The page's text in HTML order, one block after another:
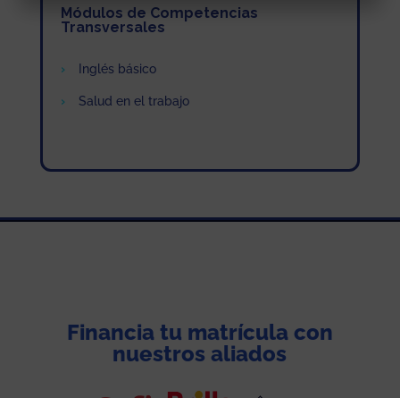
Módulos de Competencias
Transversales
Inglés básico
Salud en el trabajo
Financia tu matrícula con
nuestros aliados